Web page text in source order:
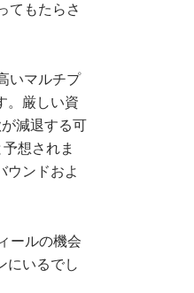
てもたらさ
いマルチプ
。厳しい資
減退する可
想されま
ウンドおよ
ールの機会
にいるでし